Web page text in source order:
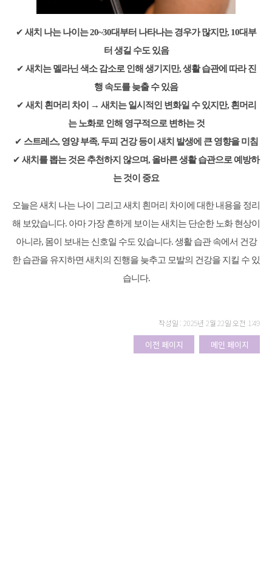
✔ 새치 나는 나이는 20~30대부터 나타나는 경우가 많지만, 10대부
터 생길 수도 있음
✔ 새치는 멜라닌 색소 감소로 인해 생기지만, 생활 습관에 따라 진
행 속도를 늦출 수 있음
✔ 새치 흰머리 차이 → 새치는 일시적인 변화일 수 있지만, 흰머리
는 노화로 인해 영구적으로 변하는 것
✔ 스트레스, 영양 부족, 두피 건강 등이 새치 발생에 큰 영향을 미침
✔ 새치를 뽑는 것은 추천하지 않으며, 올바른 생활 습관으로 예방하
는 것이 중요
오늘은 새치 나는 나이 그리고 새치 흰머리 차이에 대한 내용을 정리
해 보았습니다. 아마 가장 흔하게 보이는 새치는 단순한 노화 현상이
아니라, 몸이 보내는 신호일 수도 있습니다. 생활 습관 속에서 건강
한 습관을 유지하면 새치의 진행을 늦추고 모발의 건강을 지킬 수 있
습니다.
작성일 : 2025년 2월 22일 오전 1:49
이전 페이지 메인 페이지